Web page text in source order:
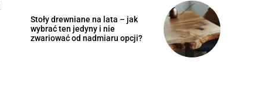
Stoły drewniane na lata – jak
wybrać ten jedyny i nie
zwariować od nadmiaru opcji?